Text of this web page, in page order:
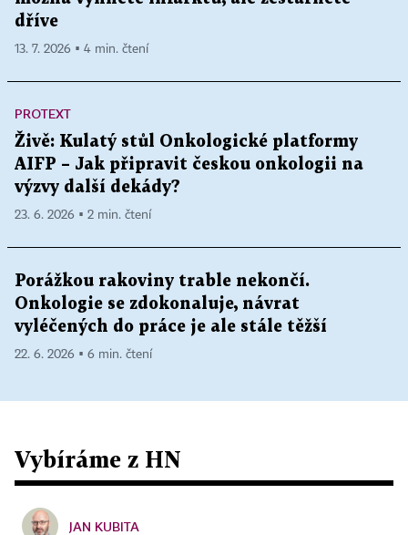
dříve
13. 7. 2026 ▪ 4 min. čtení
PROTEXT
Živě: Kulatý stůl Onkologické platformy
AIFP – Jak připravit českou onkologii na
výzvy další dekády?
23. 6. 2026 ▪ 2 min. čtení
Porážkou rakoviny trable nekončí.
Onkologie se zdokonaluje, návrat
vyléčených do práce je ale stále těžší
22. 6. 2026 ▪ 6 min. čtení
Vybíráme z HN
JAN KUBITA